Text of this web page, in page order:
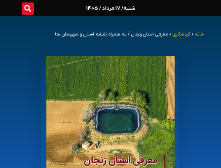
شنبه/ 17 مرداد / 1405
خانه » گردشگری » معرفی استان زنجان / به همراه نقشه استان و شهرستان ها